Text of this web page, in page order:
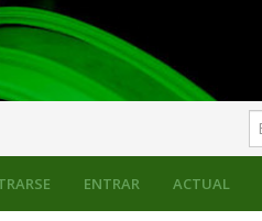
ACTUAL
ENTRAR